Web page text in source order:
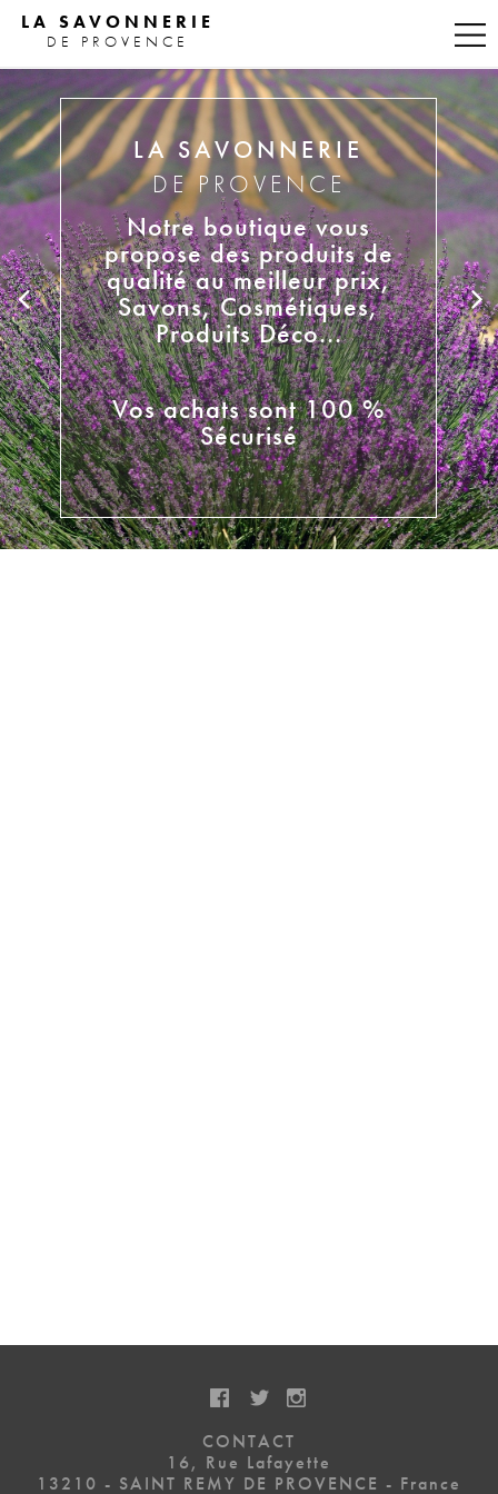
LA SAVONNERIE
DE PROVENCE
LA SAVONNERIE
DE PROVENCE
Notre boutique vous
propose des produits de
qualité au meilleur prix,
Savons, Cosmétiques,
Produits Déco...
Vos achats sont 100 %
Sécurisé
 
CONTACT
16, Rue Lafayette
13210 - SAINT REMY DE PROVENCE - France